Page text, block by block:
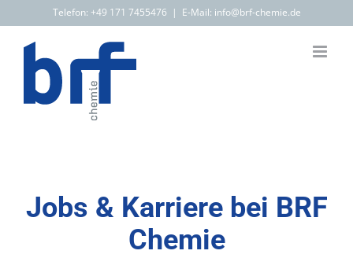
Inhalt
springen
Telefon: +49 171 7455476 | E-Mail: info@brf-chemie.de
Jobs & Karriere bei BRF
Chemie